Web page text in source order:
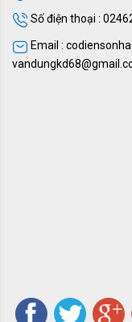
Số điện thoại :
Email :